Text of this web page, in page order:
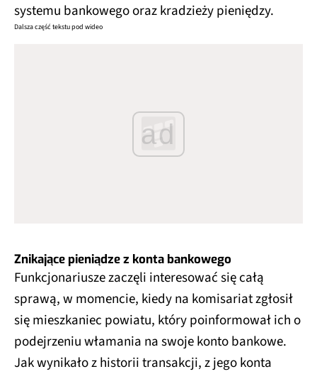
systemu bankowego oraz kradzieży pieniędzy.
Dalsza część tekstu pod wideo
ad
Znikające pieniądze z konta bankowego
Funkcjonariusze zaczęli interesować się całą
sprawą, w momencie, kiedy na komisariat zgłosił
się mieszkaniec powiatu, który poinformował ich o
podejrzeniu włamania na swoje konto bankowe.
Jak wynikało z historii transakcji, z jego konta